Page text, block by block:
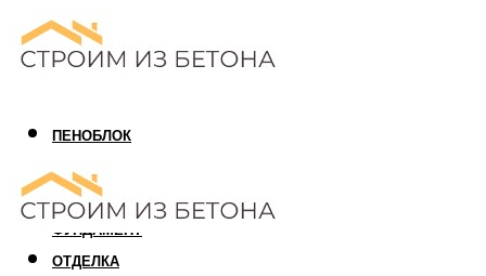
ПЕНОБЛОК
ГАЗОБЛОК
АРБОЛИТОВЫЙ БЛОК
ФУНДАМЕНТ
ОТДЕЛКА